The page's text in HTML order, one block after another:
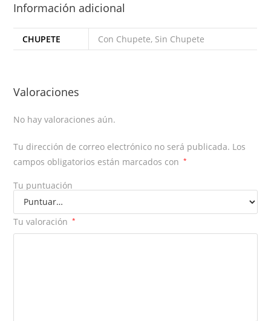
Información adicional
CHUPETE Con Chupete, Sin Chupete
Valoraciones
No hay valoraciones aún.
Tu dirección de correo electrónico no será publicada. Los
campos obligatorios están marcados con
*
Tu puntuación
Tu valoración *